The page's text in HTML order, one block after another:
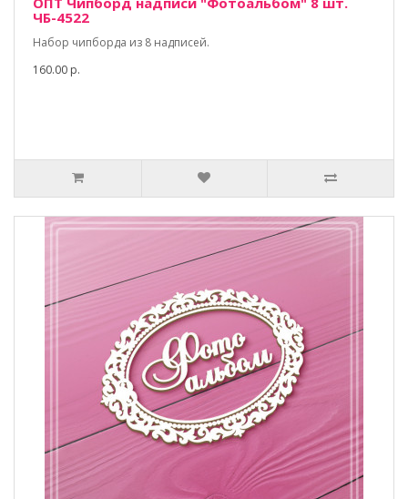
ЧБ-4522
Набор чипборда из 8 надписей.
160.00 р.